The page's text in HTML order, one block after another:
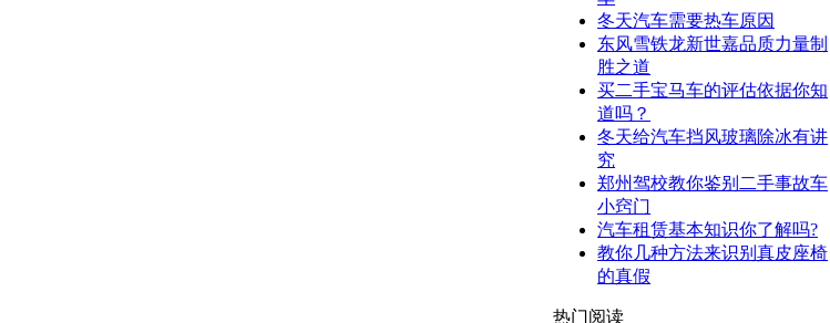
冬天汽车需要热车原因
东风雪铁龙新世嘉品质力量制
胜之道
买二手宝马车的评估依据你知
道吗？
冬天给汽车挡风玻璃除冰有讲
究
郑州驾校教你鉴别二手事故车
小窍门
汽车租赁基本知识你了解吗?
教你几种方法来识别真皮座椅
的真假
热门阅读